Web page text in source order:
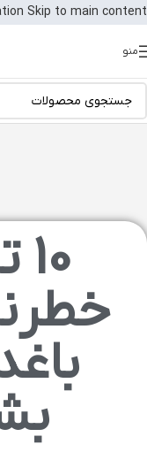
Skip to main content
منو